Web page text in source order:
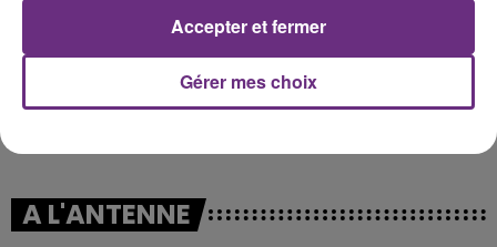
DISIZ & THEODORA ARIANA GRANDE
A L'ANTENNE
Gérer mes choix
Accepter et fermer